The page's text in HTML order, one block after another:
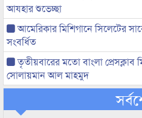
আযহার শুভেচ্ছা
আমেরিকার মিশিগানে সিলেটের
সংবর্ধিত
তৃতীয়বারের মতো বাংলা প্রেসক্লাব
সোলায়মান আল মাহমুদ